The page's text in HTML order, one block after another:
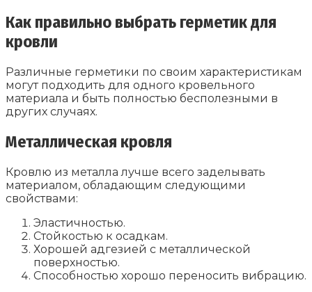
Как правильно выбрать герметик для
кровли
Различные герметики по своим характеристикам
могут подходить для одного кровельного
материала и быть полностью бесполезными в
других случаях.
Металлическая кровля
Кровлю из металла лучше всего заделывать
материалом, обладающим следующими
свойствами:
Эластичностью.
Стойкостью к осадкам.
Хорошей адгезией с металлической
поверхностью.
Способностью хорошо переносить вибрацию.